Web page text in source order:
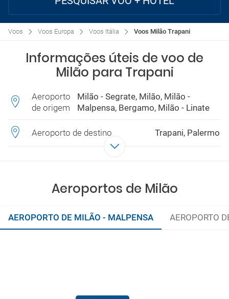
Voos Voos Europa Voos Itália Voos Milão Trapani
Informações úteis de voo de
Milão para Trapani
Aeroporto
de origem
Milão - Segrate, Milão, Milão -
Malpensa, Bergamo, Milão - Linate
Aeroporto de destino Trapani, Palermo
Aeroportos de Milão
AEROPORTO DE MILÃO - MALPENSA AEROPORTO